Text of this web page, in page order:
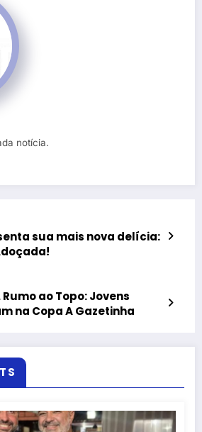
notícia.
sua mais nova delícia:
ao Topo: Jovens
na Copa A Gazetinha